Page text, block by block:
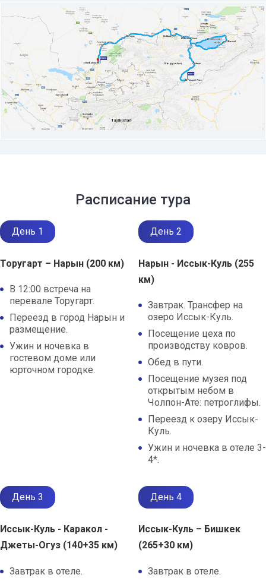
Расписание тура
День 1
Торугарт – Нарын (200 км)
В 12:00 встреча на
перевале Торугарт.
Переезд в город Нарын и
размещение.
Ужин и ночевка в
гостевом доме или
юрточном городке.
День 2
Нарын - Иссык-Куль (255
км)
Завтрак. Трансфер на
озеро Иссык-Куль.
Посещение цеха по
производству ковров.
Обед в пути.
Посещение музея под
открытым небом в
Чолпон-Ате: петроглифы.
Переезд к озеру Иссык-
Куль.
Ужин и ночевка в отеле 3-
4*.
День 3
Иссык-Куль - Каракол -
Джеты-Огуз (140+35 км)
Завтрак в отеле.
День 4
Иссык-Куль – Бишкек
(265+30 км)
Завтрак в отеле.